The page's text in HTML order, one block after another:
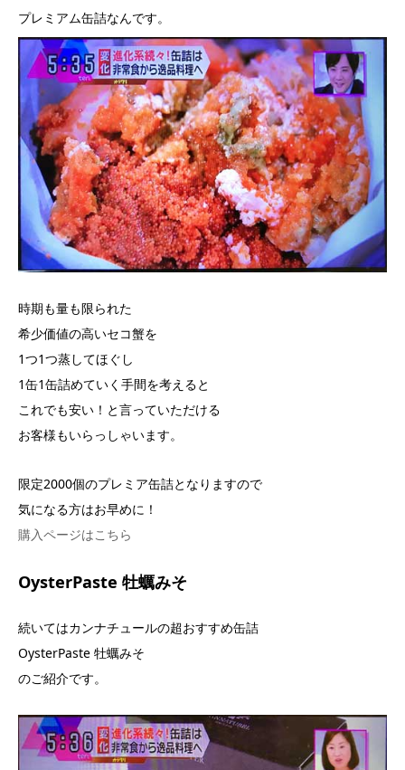
プレミアム缶詰なんです。
時期も量も限られた
希少価値の高いセコ蟹を
1つ1つ蒸してほぐし
1缶1缶詰めていく手間を考えると
これでも安い！と言っていただける
お客様もいらっしゃいます。
限定2000個のプレミア缶詰となりますので
気になる方はお早めに！
購入ページはこちら
OysterPaste 牡蠣みそ
続いてはカンナチュールの超おすすめ缶詰
OysterPaste 牡蠣みそ
のご紹介です。